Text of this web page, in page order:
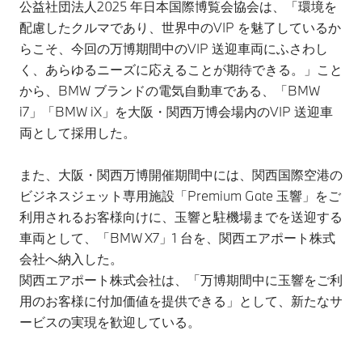
公益社団法人2025 年日本国際博覧会協会は、「環境を
配慮したクルマであり、世界中のVIP を魅了しているか
らこそ、今回の万博期間中のVIP 送迎車両にふさわし
く、あらゆるニーズに応えることが期待できる。」こと
から、BMW ブランドの電気自動車である、「BMW
i7」「BMW iX」を大阪・関西万博会場内のVIP 送迎車
両として採用した。
また、大阪・関西万博開催期間中には、関西国際空港の
ビジネスジェット専用施設「Premium Gate 玉響」をご
利用されるお客様向けに、玉響と駐機場までを送迎する
車両として、「BMW X7」1 台を、関西エアポート株式
会社へ納入した。
関西エアポート株式会社は、「万博期間中に玉響をご利
用のお客様に付加価値を提供できる」として、新たなサ
ービスの実現を歓迎している。